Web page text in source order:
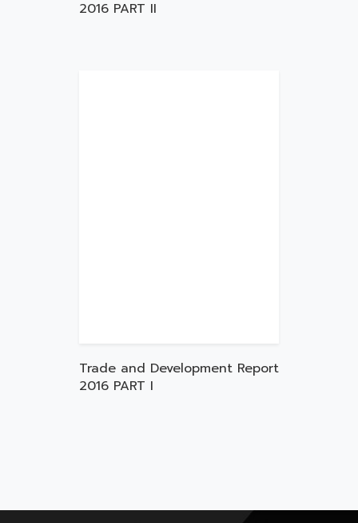
2016 PART II
Trade and Development Report
2016 PART I